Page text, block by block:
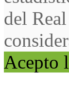
del
Acepto